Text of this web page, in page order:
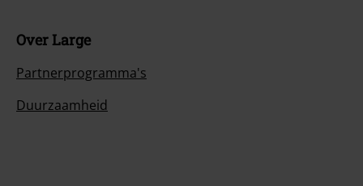
Over Large
Partnerprogramma's
Duurzaamheid